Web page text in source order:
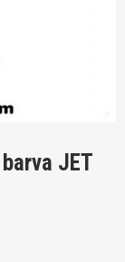
barva JET